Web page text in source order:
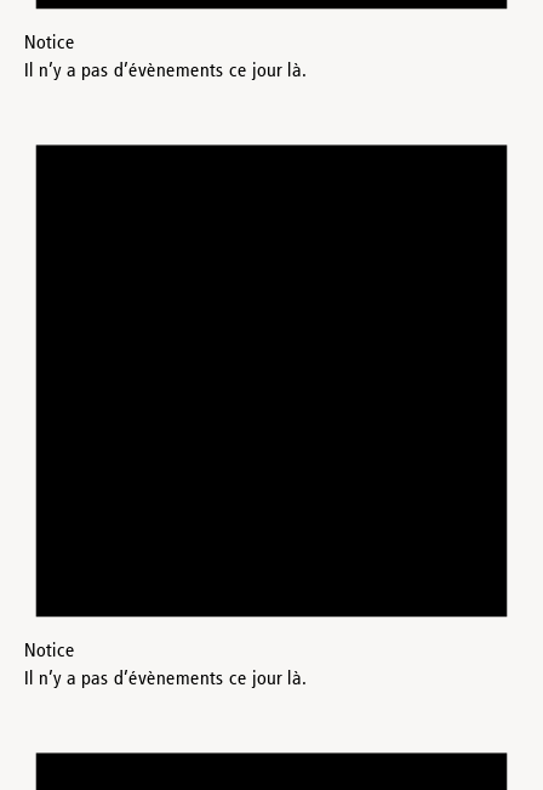
Notice
Il n’y a pas d’évènements ce jour là.
Notice
Il n’y a pas d’évènements ce jour là.